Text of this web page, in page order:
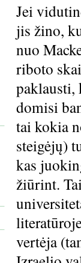
Jei
jis žino,
nuo
riboto
paklausti,
domisi
tai kokia
steigėjų)
kas
žiūrint.
vertėja